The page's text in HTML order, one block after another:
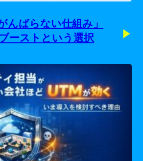
んばらない仕組み」
ーストという選択